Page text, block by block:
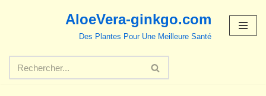
contenu
AloeVera-ginkgo.com
Des Plantes Pour Une Meilleure Santé